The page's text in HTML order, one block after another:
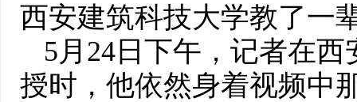
西安建筑科技大学教了一
5月24日下午，记者在
授时，他依然身着视频中